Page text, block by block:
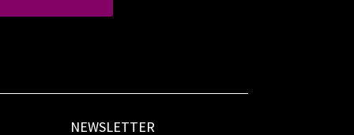
NEWSLETTER